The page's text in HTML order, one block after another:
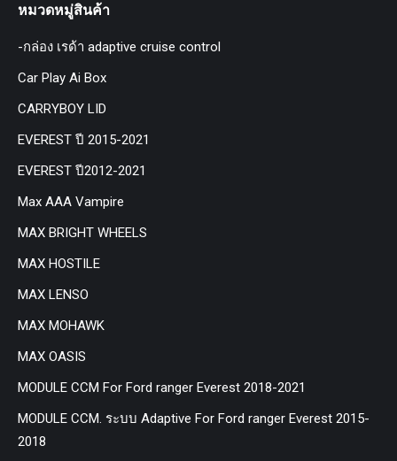
หมวดหมู่สินค้า
-กล่อง เรด้า adaptive cruise control
Car Play Ai Box
CARRYBOY LID
EVEREST ปี 2015-2021
EVEREST ปี2012-2021
Max AAA Vampire
MAX BRIGHT WHEELS
MAX HOSTILE
MAX LENSO
MAX MOHAWK
MAX OASIS
MODULE CCM For Ford ranger Everest 2018-2021
MODULE CCM. ระบบ Adaptive For Ford ranger Everest 2015-
2018